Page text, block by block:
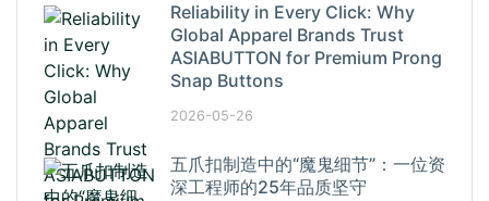
Reliability in Every Click: Why
Global Apparel Brands Trust
ASIABUTTON for Premium Prong
Snap Buttons
2026-05-26
五爪扣制造中的“魔鬼细节”：一位资
深工程师的25年品质坚守